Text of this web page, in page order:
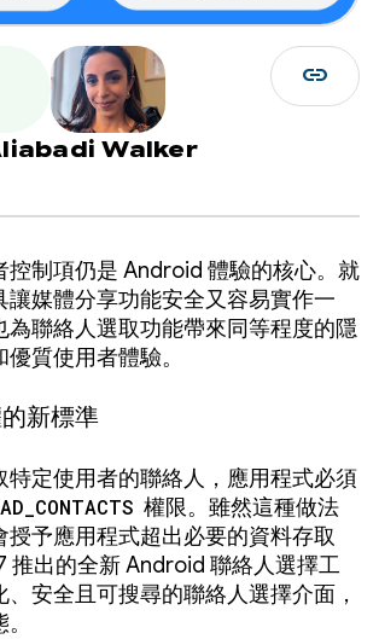
Walker
link
控制項仍是 Android 體驗的核心。就
讓媒體分享功能安全又容易實作一
為聯絡人選取功能帶來同等程度的隱
質使用者體驗。
新標準
特定使用者的聯絡人，應用程式必須
權限。雖然這種做法
授予應用程式超出必要的資料存取
推出的全新 Android 聯絡人選擇工
安全且可搜尋的聯絡人選擇介面，